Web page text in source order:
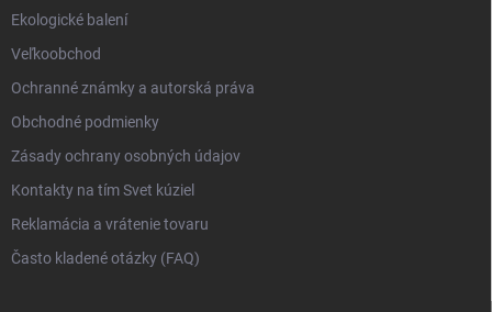
Reklamácia a vrátenie tovaru
Vernostný program
Veľkoobchod
Ekologické balenie objednávok
Obchodné podmienky
Zásady ochrany osobných údajov
Ekologické balení
Veľkoobchod
Ochranné známky a autorská práva
Obchodné podmienky
Zásady ochrany osobných údajov
Kontakty na tím Svet kúziel
Reklamácia a vrátenie tovaru
Často kladené otázky (FAQ)